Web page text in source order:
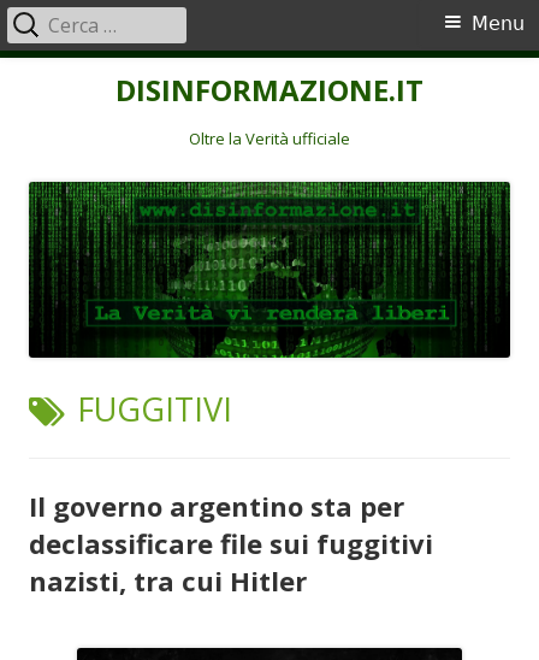
DISINFORMAZIONE.IT
Oltre la Verità ufficiale
Menu
principale
Menu
Ricerca
per:
TAG:
FUGGITIVI
Il governo argentino sta per
declassificare file sui fuggitivi
nazisti, tra cui Hitler